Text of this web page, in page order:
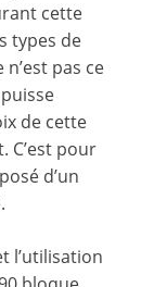
cette
types de
pas ce
de cette
C’est pour
d’un
l’utilisation